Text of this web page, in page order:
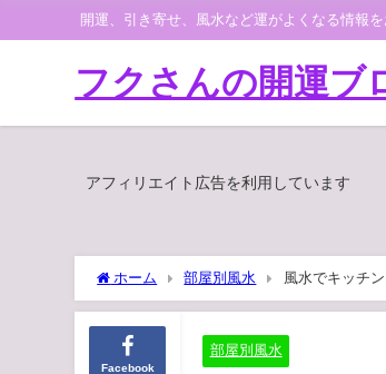
開運、引き寄せ、風水など運がよくなる情報を
フクさんの開運ブ
アフィリエイト広告を利用しています
ホーム 部屋別風水 風水でキッチ
Facebook
部屋別風水